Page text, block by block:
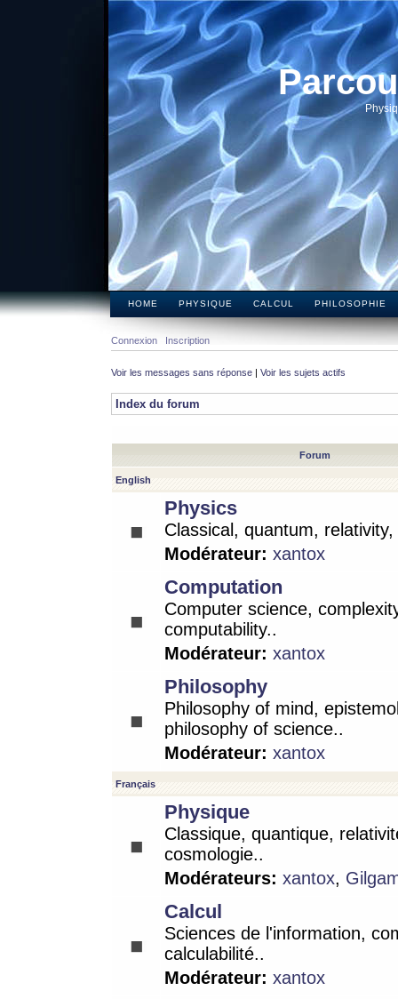
HOME PHYSIQUE CALCUL PHILOSOPHIE
Connexion Inscription
Voir les messages sans réponse | Voir les sujets actifs
Index du forum
Forum
English
Physics
Classical, quantum,
Modérateur: xantox
Computation
Computer science,
computability..
Modérateur: xantox
Philosophy
Philosophy of mind,
philosophy of science..
Modérateur: xantox
Français
Physique
Classique, quantique,
cosmologie..
Modérateurs: xantox,
Calcul
Sciences de l'information,
calculabilité..
Modérateur: xantox